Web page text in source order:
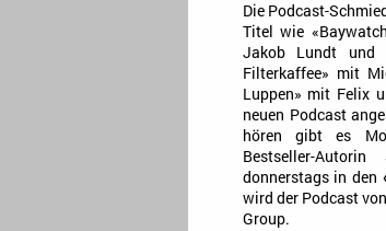
Die Podcast-
Titel wie
Jakob Lundt und
Filterkaffee» mit
Luppen» mit Felix
neuen Podcast
hören gibt es
Bestseller-
donnerstags in den
wird der Podcast
Group.